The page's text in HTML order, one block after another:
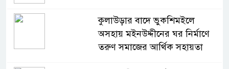
কুলাউড়ার বাদে ভুকশিমইলে
অসহায় মইনউদ্দীনের ঘর নির্মাণে
তরুণ সমাজের আর্থিক সহায়তা